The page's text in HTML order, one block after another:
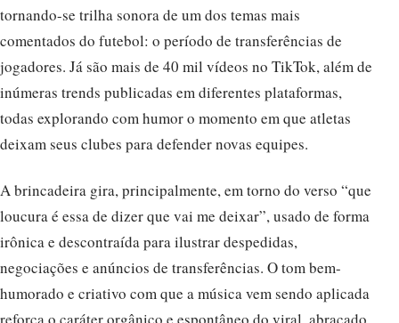
tornando-se trilha sonora de um dos temas mais
comentados do futebol: o período de transferências de
jogadores. Já são mais de 40 mil vídeos no TikTok, além de
inúmeras trends publicadas em diferentes plataformas,
todas explorando com humor o momento em que atletas
deixam seus clubes para defender novas equipes.
A brincadeira gira, principalmente, em torno do verso “que
loucura é essa de dizer que vai me deixar”, usado de forma
irônica e descontraída para ilustrar despedidas,
negociações e anúncios de transferências. O tom bem-
humorado e criativo com que a música vem sendo aplicada